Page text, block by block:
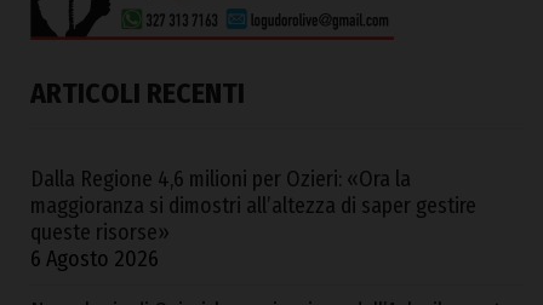
ARTICOLI RECENTI
Dalla Regione 4,6 milioni per Ozieri: «Ora la
maggioranza si dimostri all’altezza di saper gestire
queste risorse»
6 Agosto 2026